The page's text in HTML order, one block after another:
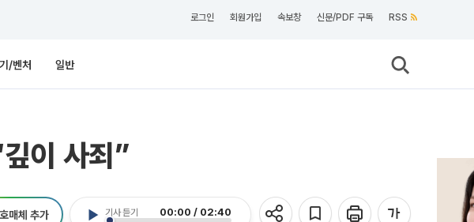
로그인 회원가입 속보창 신문/PDF 구독 RSS
/벤처 일반
이 사죄”
기사 듣기 00:00 / 02:40
매체 추가